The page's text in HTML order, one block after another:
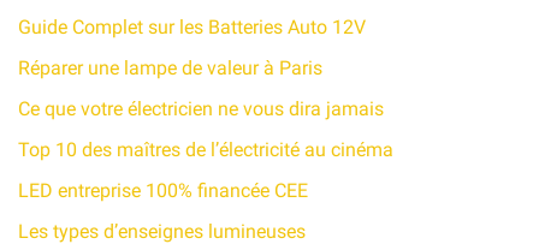
Guide Complet sur les Batteries Auto 12V
Réparer une lampe de valeur à Paris
Ce que votre électricien ne vous dira jamais
Top 10 des maîtres de l’électricité au cinéma
LED entreprise 100% financée CEE
Les types d’enseignes lumineuses